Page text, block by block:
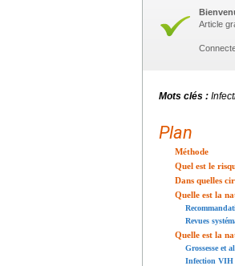
Article
Mots clés :
Plan
Méthode
Quel est le
Dans quelles
Quelle est la
Revues
Quelle est la
Grossesse et
Infection VIH